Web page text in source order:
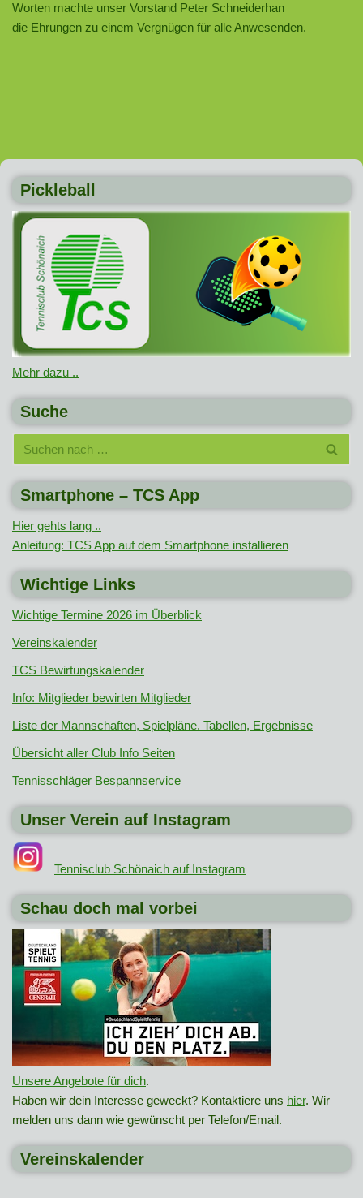
Worten machte unser Vorstand Peter Schneiderhan
die Ehrungen zu einem Vergnügen für alle Anwesenden.
Pickleball
Mehr dazu ..
Suche
Smartphone – TCS App
Hier gehts lang ..
Anleitung: TCS App auf dem Smartphone installieren
Wichtige Links
Wichtige Termine 2026 im Überblick
Vereinskalender
TCS Bewirtungskalender
Info: Mitglieder bewirten Mitglieder
Liste der Mannschaften, Spielpläne. Tabellen, Ergebnisse
Übersicht aller Club Info Seiten
Tennisschläger Bespannservice
Unser Verein auf Instagram
Tennisclub Schönaich auf Instagram
Schau doch mal vorbei
Unsere Angebote für dich.
Haben wir dein Interesse geweckt? Kontaktiere uns hier. Wir
melden uns dann wie gewünscht per Telefon/Email.
Vereinskalender